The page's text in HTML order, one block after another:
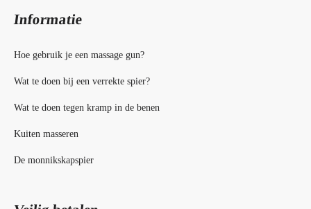
Informatie
Hoe gebruik je een massage gun?
Wat te doen bij een verrekte spier?
Wat te doen tegen kramp in de benen
Kuiten masseren
De monnikskapspier